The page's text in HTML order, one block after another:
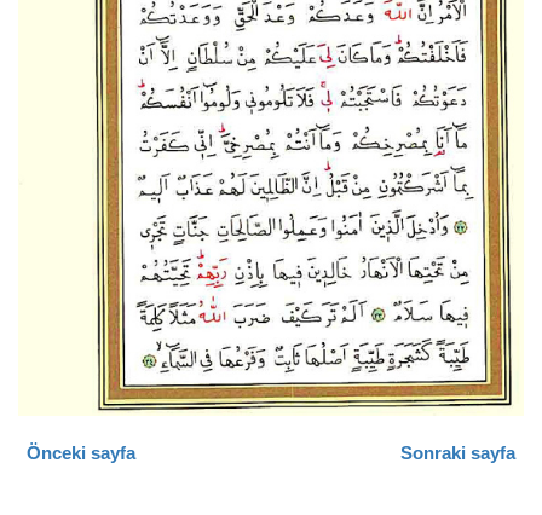
Önceki sayfa Sonraki sayfa